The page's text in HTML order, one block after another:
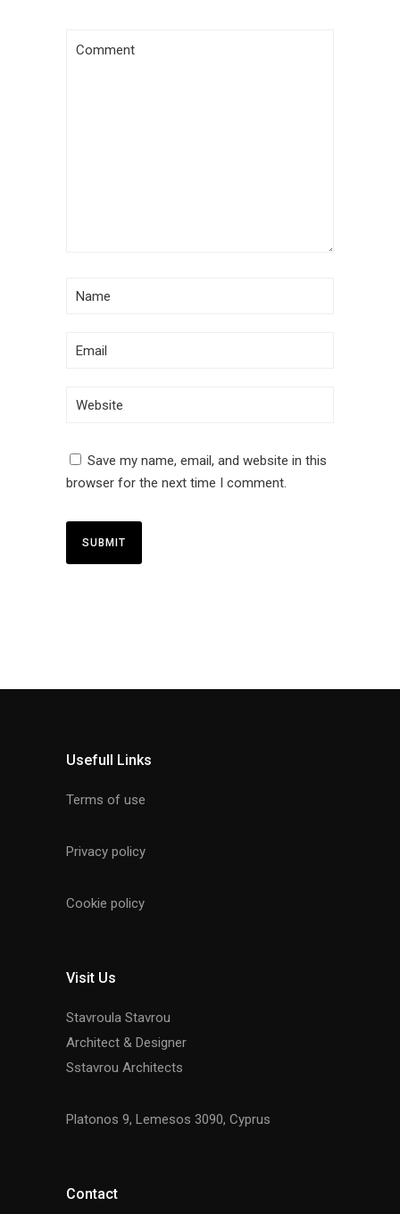
Save my name, email, and website in this
browser for the next time I comment.
Usefull Links
Terms of use
Privacy policy
Cookie policy
Visit Us
Stavroula Stavrou
Architect & Designer
Sstavrou Architects
Platonos 9, Lemesos 3090, Cyprus
Contact